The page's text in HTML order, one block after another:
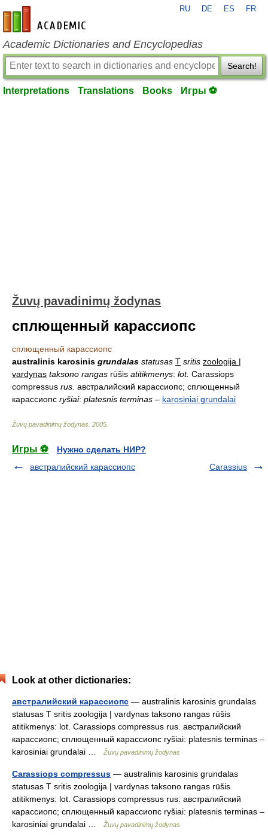
en-academic.com
RU DE ES FR
Academic Dictionaries and Encyclopedias
Search!
Interpretations Translations Books Игры ⚽
Žuvų pavadinimų žodynas
сплющенный карассиопс
сплющенный карассиопс
australinis karosinis grundalas statusas T sritis zoologija |
vardynas taksono rangas rūšis atitikmenys: lot. Carassiops
compressus rus. австралийский карассиопс; сплющенный
карассиопс ryšiai: platesnis terminas – karosiniai grundalai
Žuvų pavadinimų žodynas 2005
Игры ⚽
Нужно сделать НИР?
австралийский карассиопс
Carassius
Look at other dictionaries:
австралийский карассиопс — australinis karosinis grundalas
statusas T sritis zoologija | vardynas taksono rangas rūšis
atitikmenys: lot. Carassiops compressus rus. австралийский
карассиопс; сплющенный карассиопс ryšiai: platesnis terminas –
karosiniai grundalai …
Žuvų pavadinimų žodynas
Carassiops compressus — australinis karosinis grundalas
statusas T sritis zoologija | vardynas taksono rangas rūšis
atitikmenys: lot. Carassiops compressus rus. австралийский
карассиопс; сплющенный карассиопс ryšiai: platesnis terminas –
karosiniai grundalai …
Žuvų pavadinimų žodynas